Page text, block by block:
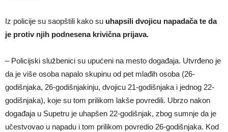
Iz policije su saopštili kako su uhapsili dvojicu napadača te da
je protiv njih podnesena krivična prijava.
– Policijski službenici su upućeni na mesto događaja. Utvrđeno je
da je više osoba napalo skupinu od pet mlađih osoba (26-
godišnjaka, 26-godišnjakinju, dvojicu 21-godišnjaka i jednog 22-
godišnjaka), koje su tom prilikom lakše povredili. Ubrzo nakon
događaja u Supetru je uhapšen 22-godišnjak, zbog sumnje da je
učestvovao u napadu i tom prilikom povredio 26-godišnjaka. Kod